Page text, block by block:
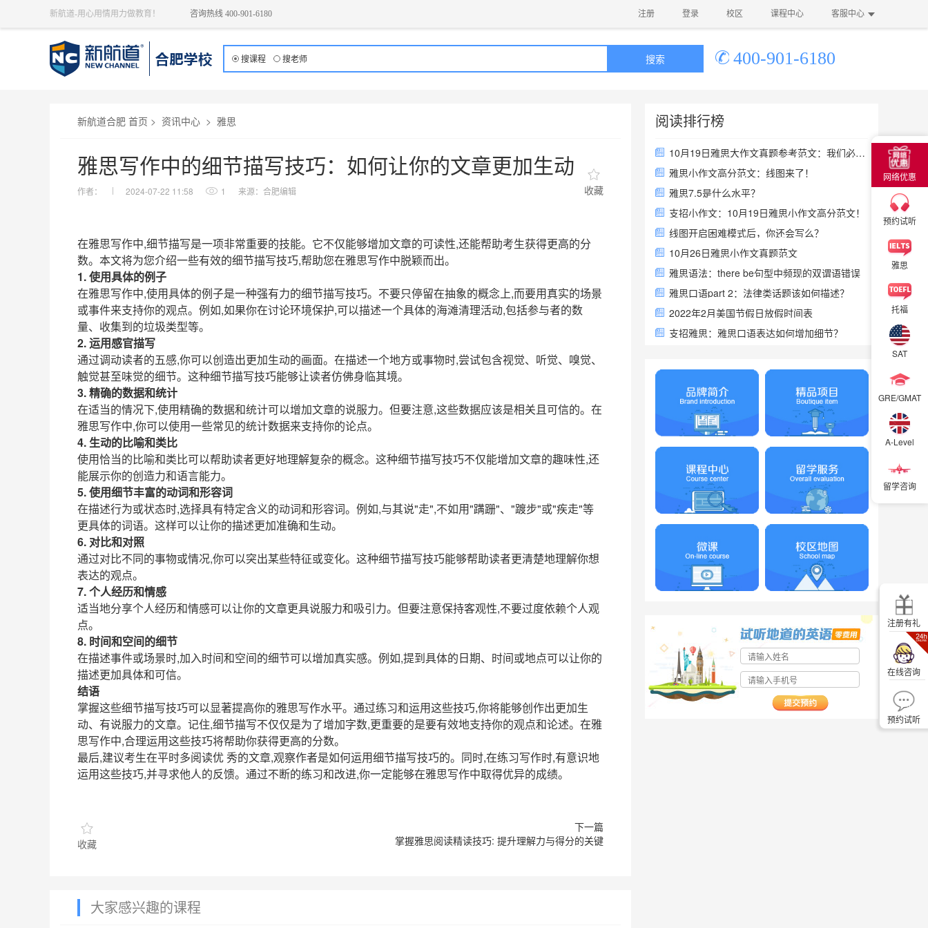
新航道-用心用情用力做教育！ 咨询热线 400-901-6180 注册 登录 校区 课程中心 客服中心
搜课程 搜老师 搜索 400-901-6180
新航道合肥 首页 > 资讯中心 > 雅思
雅思写作中的细节描写技巧：如何让你的文章更加生动
作者： 2024-07-22 11:58 1 来源：合肥编辑 收藏
在雅思写作中,细节描写是一项非常重要的技能。它不仅能够增加文章的可读性,还能帮助考生获得更高的分
数。本文将为您介绍一些有效的细节描写技巧,帮助您在雅思写作中脱颖而出。
1. 使用具体的例子
在雅思写作中,使用具体的例子是一种强有力的细节描写技巧。不要只停留在抽象的概念上,而要用真实的场景
或事件来支持你的观点。例如,如果你在讨论环境保护,可以描述一个具体的海滩清理活动,包括参与者的数
量、收集到的垃圾类型等。
2. 运用感官描写
通过调动读者的五感,你可以创造出更加生动的画面。在描述一个地方或事物时,尝试包含视觉、听觉、嗅觉、
触觉甚至味觉的细节。这种细节描写技巧能够让读者仿佛身临其境。
3. 精确的数据和统计
在适当的情况下,使用精确的数据和统计可以增加文章的说服力。但要注意,这些数据应该是相关且可信的。在
雅思写作中,你可以使用一些常见的统计数据来支持你的论点。
4. 生动的比喻和类比
使用恰当的比喻和类比可以帮助读者更好地理解复杂的概念。这种细节描写技巧不仅能增加文章的趣味性,还
能展示你的创造力和语言能力。
5. 使用细节丰富的动词和形容词
在描述行为或状态时,选择具有特定含义的动词和形容词。例如,与其说"走",不如用"蹒跚"、"踱步"或"疾走"等
更具体的词语。这样可以让你的描述更加准确和生动。
6. 对比和对照
通过对比不同的事物或情况,你可以突出某些特征或变化。这种细节描写技巧能够帮助读者更清楚地理解你想
表达的观点。
7. 个人经历和情感
适当地分享个人经历和情感可以让你的文章更具说服力和吸引力。但要注意保持客观性,不要过度依赖个人观
点。
8. 时间和空间的细节
在描述事件或场景时,加入时间和空间的细节可以增加真实感。例如,提到具体的日期、时间或地点可以让你的
描述更加具体和可信。
结语
掌握这些细节描写技巧可以显著提高你的雅思写作水平。通过练习和运用这些技巧,你将能够创作出更加生
动、有说服力的文章。记住,细节描写不仅仅是为了增加字数,更重要的是要有效地支持你的观点和论述。在雅
思写作中,合理运用这些技巧将帮助你获得更高的分数。
最后,建议考生在平时多阅读优 秀的文章,观察作者是如何运用细节描写技巧的。同时,在练习写作时,有意识地
运用这些技巧,并寻求他人的反馈。通过不断的练习和改进,你一定能够在雅思写作中取得优异的成绩。
收藏 掌握雅思阅读精读技巧: 提升理解力与得分的关键
大家感兴趣的课程
阅读排行榜
10月19日雅思大作文真题参考范文：我们必须少使用化石燃料吗？
雅思小作文高分范文：线图来了！
雅思7.5是什么水平？
支招小作文：10月19日雅思小作文高分范文！
线图开启困难模式后，你还会写么？
10月26日雅思小作文真题范文
雅思语法：there be句型中频现的双谓语错误
雅思口语part 2：法律类话题该如何描述？
2022年2月美国节假日放假时间表
支招雅思：雅思口语表达如何增加细节？
登录
登录
保存新密码
注册有礼
在线咨询
预约试听
网络优惠
预约试听
雅思
托福
SAT
GRE/GMAT
A-Level
留学咨询
×
×